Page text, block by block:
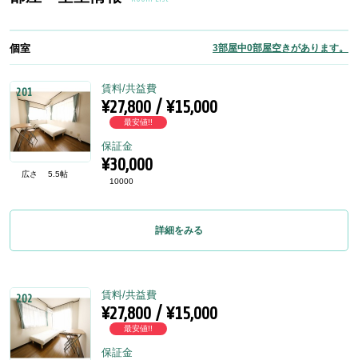
個室 3部屋中0部屋空きがあります。
201
広さ 5.5帖
賃料/共益費
¥27,800 / ¥15,000
最安値!!
保証金
¥30,000
10000
詳細をみる
202 賃料/共益費
¥27,800 / ¥15,000
最安値!!
保証金